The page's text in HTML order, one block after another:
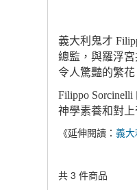
義大利鬼才
總監，與羅浮
令人驚豔的繁花
Filippo
神學素養和對
《延伸閱讀： 義大
共 3 件商品